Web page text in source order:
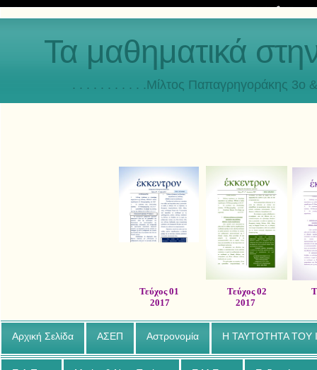
Τα μαθηματικά
. . . . . . . . . . .Μίλτος Παπαγρηγοράκης 3o
Τεύχος 01 Τεύχος 02
2017
2017
Αρχική Σελίδα ΑΣΕΠ Αστρονομία Η ΤΑΥΤΟΤΗΤΑ ΤΟΥ